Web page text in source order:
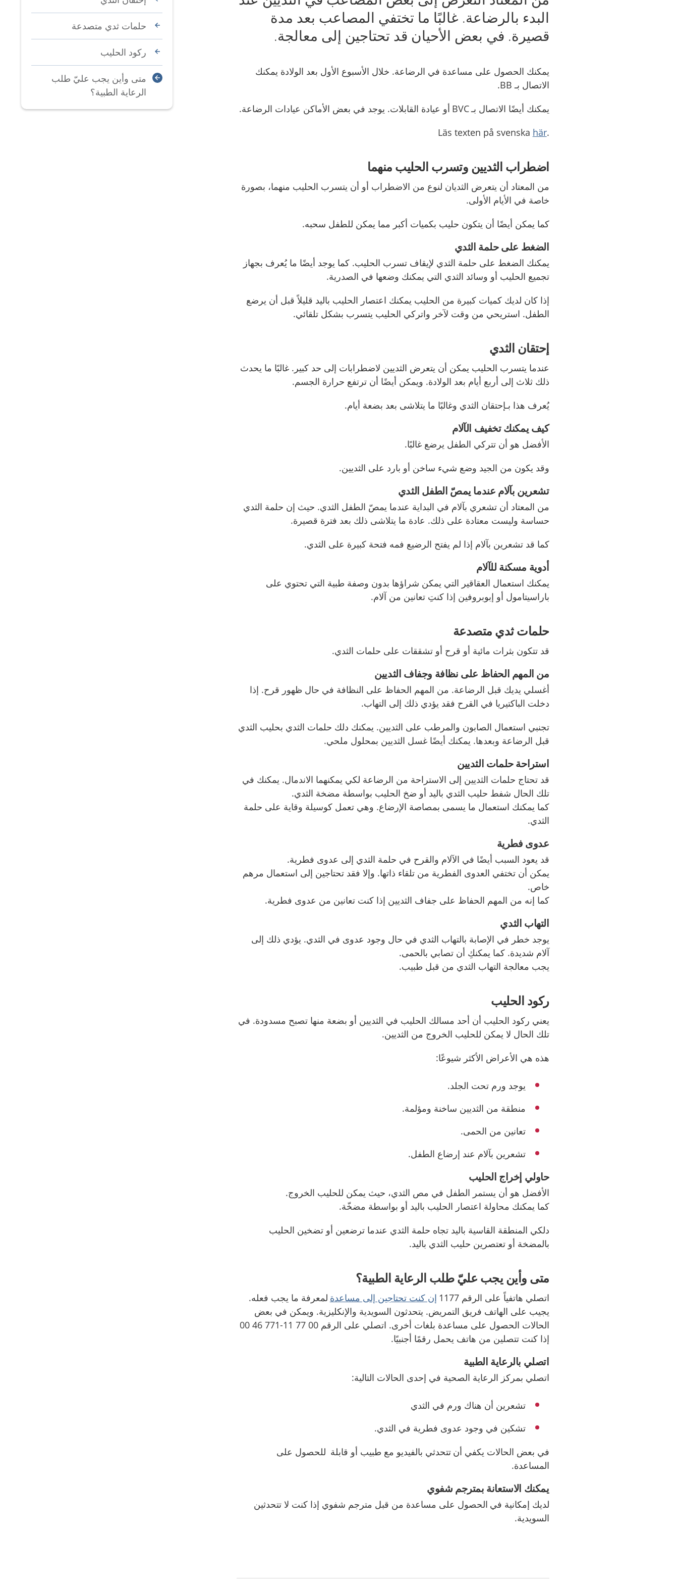
البدء بالرضاعة. غالبًا ما تختفي المصاعب بعد مدة
قصيرة. في بعض الأحيان قد تحتاجين إلى معالجة.
يمكنك الحصول على مساعدة في الرضاعة. خلال الأسبوع الأول بعد الولادة يمكنك
الاتصال بـ BB.
يمكنك أيضًا الاتصال بـ BVC أو عيادة القابلات. يوجد في بعض الأماكن عيادات الرضاعة.
.Läs texten på svenska
här
اضطراب الثديين وتسرب الحليب منهما
من المعتاد أن يتعرض الثديان لنوع من الاضطراب أو أن يتسرب الحليب منهما، بصورة
خاصة في الأيام الأولى.
كما يمكن أيضًا أن يتكون حليب بكميات أكبر مما يمكن للطفل سحبه.
الضغط على حلمة الثدي
يمكنك الضغط على حلمة الثدي لإيقاف تسرب الحليب. كما يوجد أيضًا ما يُعرف بجهاز
تجميع الحليب أو وسائد الثدي التي يمكنك وضعها في الصدرية.
إذا كان لديك كميات كبيرة من الحليب يمكنك اعتصار الحليب باليد قليلاً قبل أن يرضع
الطفل. استريحي من وقت لآخر واتركي الحليب يتسرب بشكل تلقائي.
إحتقان الثدي
عندما يتسرب الحليب يمكن أن يتعرض الثديين لاضطرابات إلى حد كبير. غالبًا ما يحدث
ذلك ثلاث إلى أربع أيام بعد الولادة. ويمكن أيضًا أن ترتفع حرارة الجسم.
يُعرف هذا بـإحتقان الثدي وغالبًا ما يتلاشى بعد بضعة أيام.
كيف يمكنك تخفيف الآلام
الأفضل هو أن تتركي الطفل يرضع غالبًا.
وقد يكون من الجيد وضع شيء ساخن أو بارد على الثديين.
تشعرين بآلام عندما يمصّ الطفل الثدي
من المعتاد أن تشعري بآلام في البداية عندما يمصّ الطفل الثدي. حيث إن حلمة الثدي
حساسة وليست معتادة على ذلك. عادة ما يتلاشى ذلك بعد فترة قصيرة.
كما قد تشعرين بآلام إذا لم يفتح الرضيع فمه فتحة كبيرة على الثدي.
أدوية مسكنة للآلام
يمكنك استعمال العقاقير التي يمكن شراؤها بدون وصفة طبية التي تحتوي على
باراسيتامول أو إبوبروفين إذا كنتِ تعانين من آلام.
حلمات ثدي متصدعة
قد تتكون بثرات مائية أو قرح أو تشققات على حلمات الثدي.
من المهم الحفاظ على نظافة وجفاف الثديين
أغسلي يديك قبل الرضاعة. من المهم الحفاظ على النظافة في حال ظهور قرح. إذا
دخلت الباكتيريا في القرح فقد يؤدي ذلك إلى التهاب.
تجنبي استعمال الصابون والمرطب على الثديين. يمكنك دلك حلمات الثدي بحليب الثدي
قبل الرضاعة وبعدها. يمكنك أيضًا غسل الثديين بمحلول ملحي.
استراحة حلمات الثديين
قد تحتاج حلمات الثديين إلى الاستراحة من الرضاعة لكي يمكنهما الاندمال. يمكنك في
تلك الحال شفط حليب الثدي باليد أو ضخ الحليب بواسطة مضخة الثدي.
كما يمكنك استعمال ما يسمى بمصاصة الإرضاع. وهي تعمل كوسيلة وقاية على حلمة
الثدي.
عدوى فطرية
قد يعود السبب أيضًا في الآلام والقرح في حلمة الثدي إلى عدوى فطرية.
يمكن أن تختفي العدوى الفطرية من تلقاء ذاتها. وإلا فقد تحتاجين إلى استعمال مرهم
خاص.
كما إنه من المهم الحفاظ على جفاف الثديين إذا كنت تعانين من عدوى فطرية.
التهاب الثدي
يوجد خطر في الإصابة بالتهاب الثدي في حال وجود عدوى في الثدي. يؤدي ذلك إلى
آلام شديدة. كما يمكنكِ أن تصابي بالحمى.
يجب معالجة التهاب الثدي من قبل طبيب.
ركود الحليب
يعني ركود الحليب أن أحد مسالك الحليب في الثديين أو بضعة منها تصبح مسدودة. في
تلك الحال لا يمكن للحليب الخروج من الثديين.
هذه هي الأعراض الأكثر شيوعًا:
يوجد ورم تحت الجلد.
منطقة من الثديين ساخنة ومؤلمة.
تعانين من الحمى.
تشعرين بآلام عند إرضاع الطفل.
حاولي إخراج الحليب
الأفضل هو أن يستمر الطفل في مص الثدي، حيث يمكن للحليب الخروج.
كما يمكنك محاولة اعتصار الحليب باليد أو بواسطة مضخّة.
دلكي المنطقة القاسية باليد تجاه حلمة الثدي عندما ترضعين أو تضخين الحليب
بالمضخة أو تعتصرين حليب الثدي باليد.
متى وأين يجب عليّ طلب الرعاية الطبية؟
اتصلي هاتفياً على الرقم 1177 إن كنت تحتاجين إلى مساعدة لمعرفة ما يجب فعله.
يجيب على الهاتف فريق التمريض. يتحدثون السويدية والإنكليزية. ويمكن في بعض
الحالات الحصول على مساعدة بلغات أخرى. اتصلي على الرقم 00 77 11-771 46 00
إذا كنت تتصلين من هاتف يحمل رقمًا أجنبيًا.
اتصلي بالرعاية الطبية
اتصلي بمركز الرعاية الصحية في إحدى الحالات التالية:
تشعرين أن هناك ورم في الثدي
تشكين في وجود عدوى فطرية في الثدي.
في بعض الحالات يكفي أن تتحدثي بالفيديو مع طبيب أو قابلة للحصول على
المساعدة.
يمكنك الاستعانة بمترجم شفوي
لديك إمكانية في الحصول على مساعدة من قبل مترجم شفوي إذا كنت لا تتحدثين
السويدية.
حلمات ثدي متصدعة
ركود الحليب
متى وأين يجب عليّ طلب
الرعاية الطبية؟